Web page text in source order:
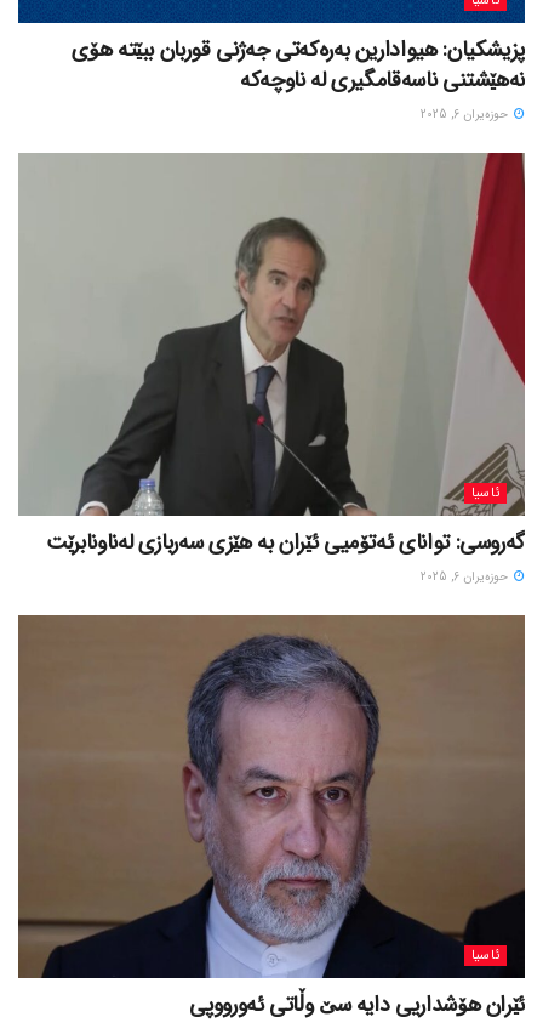
پزیشکیان: هیوادارین بەرەکەتی جەژنی قوربان ببێتە هۆی
نەهێشتنی ناسەقامگیری لە ناوچەکە
حوزه‌یران 6, 2025
ئاسیا
گەروسی: توانای ئەتۆمیی ئێران بە هێزی سەربازی لەناونابرێت
حوزه‌یران 6, 2025
ئاسیا
ئێران هۆشداریی دایە سێ وڵاتی ئەورووپی